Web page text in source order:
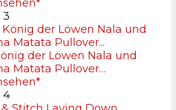
3
der Löwen Nala und
Matata Pullover…
4